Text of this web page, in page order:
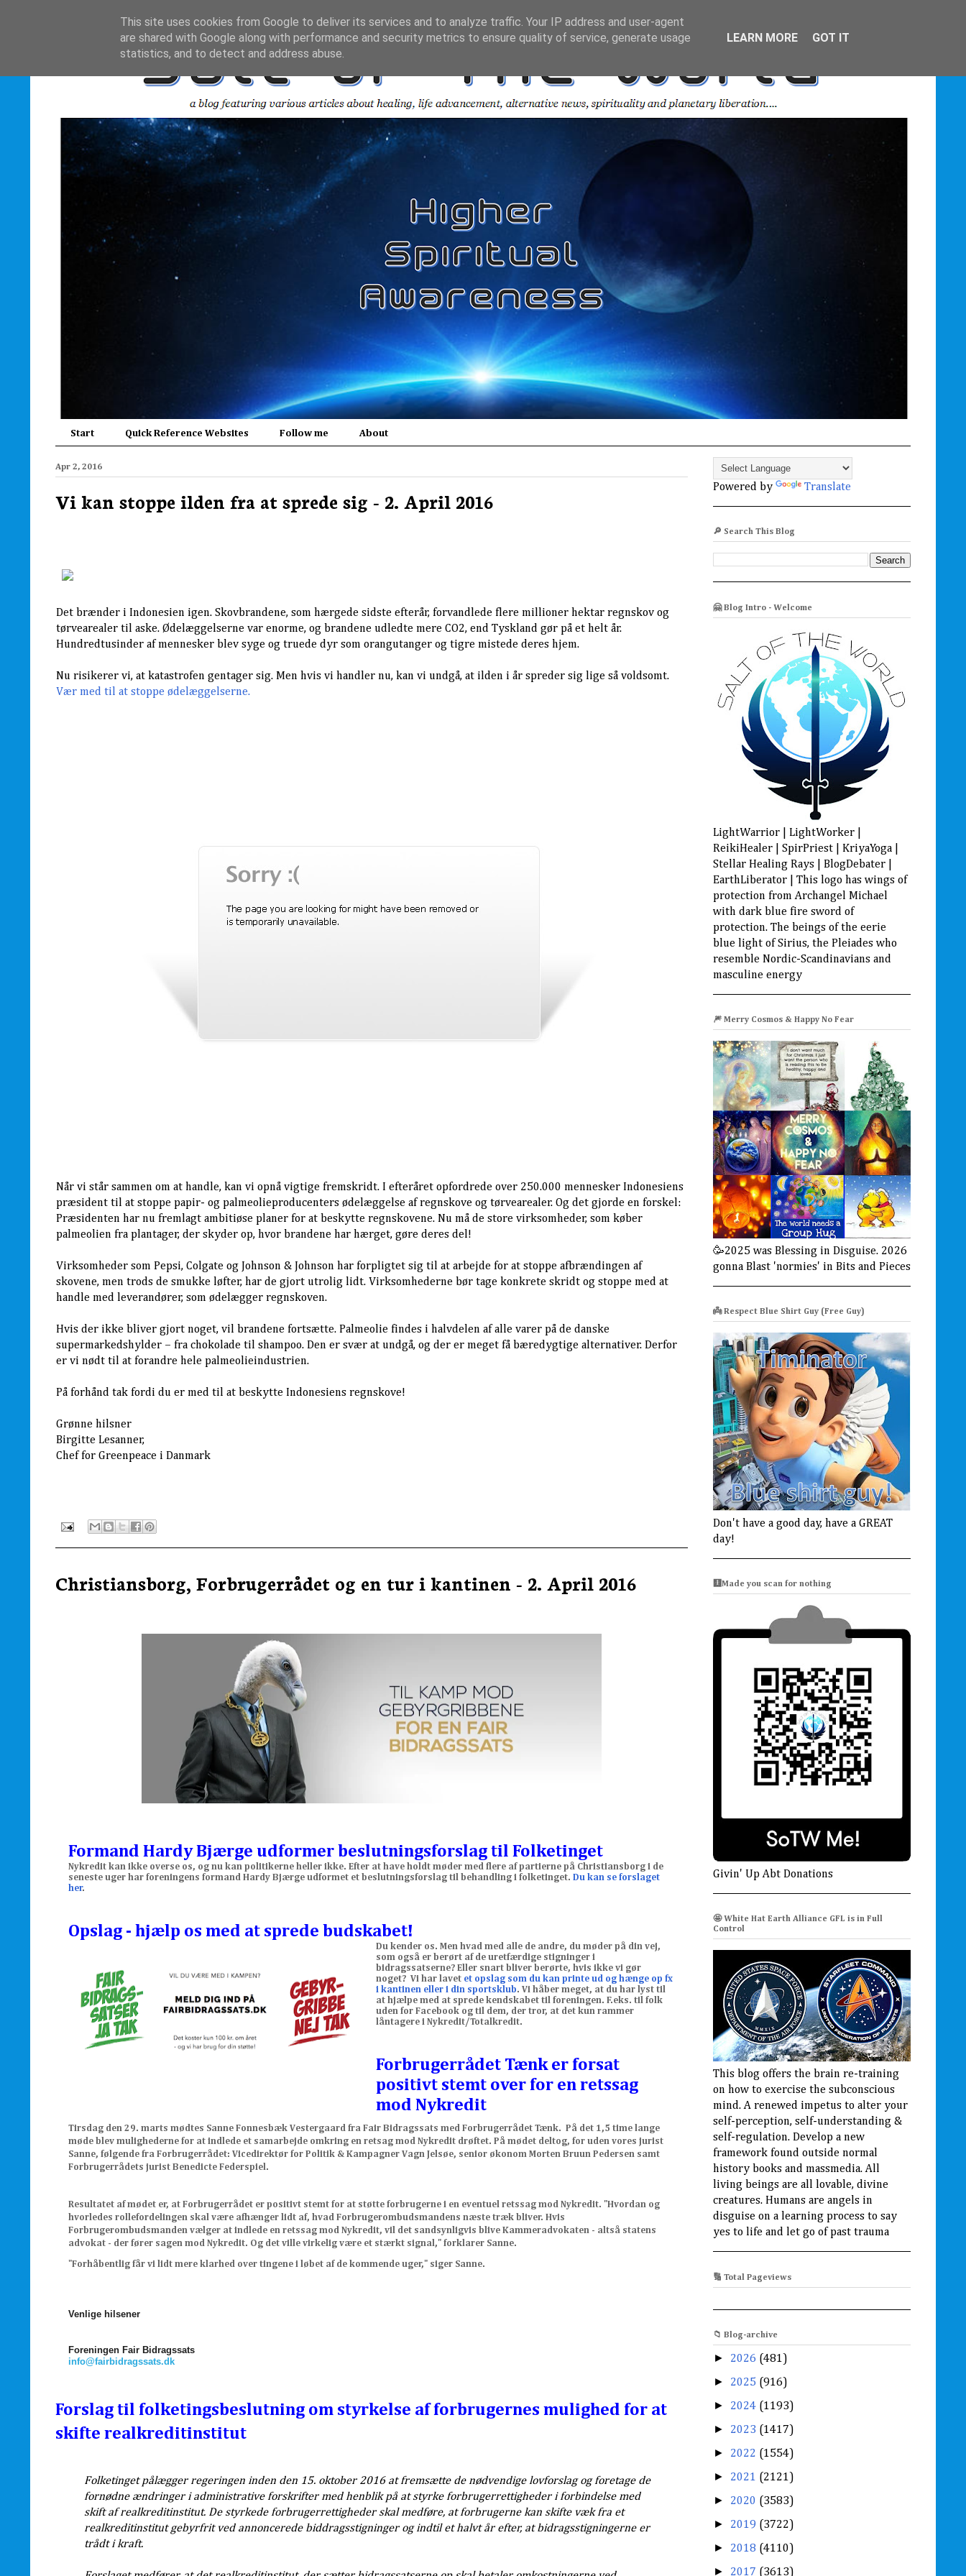
Start Quick Reference Websites Follow me About
Apr 2, 2016
Vi kan stoppe ilden fra at sprede sig - 2. April 2016
Det brænder i Indonesien igen. Skovbrandene, som hærgede sidste efterår, forvandlede flere millioner hektar regnskov og
tørvearealer til aske. Ødelæggelserne var enorme, og brandene udledte mere CO2, end Tyskland gør på et helt år.
Hundredtusinder af mennesker blev syge og truede dyr som orangutanger og tigre mistede deres hjem.
Nu risikerer vi, at katastrofen gentager sig. Men hvis vi handler nu, kan vi undgå, at ilden i år spreder sig lige så voldsomt.
Vær med til at stoppe ødelæggelserne.
Når vi står sammen om at handle, kan vi opnå vigtige fremskridt. I efteråret opfordrede over 250.000 mennesker Indonesiens
præsident til at stoppe papir- og palmeolieproducenters ødelæggelse af regnskove og tørvearealer. Og det gjorde en forskel:
Præsidenten har nu fremlagt ambitiøse planer for at beskytte regnskovene. Nu må de store virksomheder, som køber
palmeolien fra plantager, der skyder op, hvor brandene har hærget, gøre deres del!
Virksomheder som Pepsi, Colgate og Johnson & Johnson har forpligtet sig til at arbejde for at stoppe afbrændingen af
skovene, men trods de smukke løfter, har de gjort utrolig lidt. Virksomhederne bør tage konkrete skridt og stoppe med at
handle med leverandører, som ødelægger regnskoven.
Hvis der ikke bliver gjort noget, vil brandene fortsætte. Palmeolie findes i halvdelen af alle varer på de danske
supermarkedshylder – fra chokolade til shampoo. Den er svær at undgå, og der er meget få bæredygtige alternativer. Derfor
er vi nødt til at forandre hele palmeolieindustrien.
På forhånd tak fordi du er med til at beskytte Indonesiens regnskove!
Grønne hilsner
Birgitte Lesanner,
Chef for Greenpeace i Danmark
Christiansborg, Forbrugerrådet og en tur i kantinen - 2. April 2016
Formand Hardy Bjærge udformer beslutningsforslag til Folketinget
Nykredit kan ikke overse os, og nu kan politikerne heller ikke. Efter at have holdt møder med flere af partierne på Christiansborg i de
seneste uger har foreningens formand Hardy Bjærge udformet et beslutningsforslag til behandling i folketinget. Du kan se forslaget
her.
Opslag - hjælp os med at sprede budskabet!
Du kender os. Men hvad med alle de andre, du møder på din vej,
som også er berørt af de uretfærdige stigninger i
bidragssatserne? Eller snart bliver berørte, hvis ikke vi gør
noget? Vi har lavet et opslag som du kan printe ud og hænge op fx
i kantinen eller i din sportsklub. Vi håber meget, at du har lyst til
at hjælpe med at sprede kendskabet til foreningen. F.eks. til folk
uden for Facebook og til dem, der tror, at det kun rammer
låntagere i Nykredit/Totalkredit.
Forbrugerrådet Tænk er forsat
positivt stemt over for en retssag
mod Nykredit
Tirsdag den 29. marts mødtes Sanne Fonnesbæk Vestergaard fra Fair Bidragssats med Forbrugerrådet Tænk. På det 1,5 time lange
møde blev mulighederne for at indlede et samarbejde omkring en retsag mod Nykredit drøftet. På mødet deltog, for uden vores jurist
Sanne, følgende fra Forbrugerrådet: Vicedirektør for Politik & Kampagner Vagn Jelsøe, senior økonom Morten Bruun Pedersen samt
Forbrugerrådets jurist Benedicte Federspiel.
Resultatet af mødet er, at Forbrugerrådet er positivt stemt for at støtte forbrugerne i en eventuel retssag mod Nykredit. "Hvordan og
hvorledes rollefordelingen skal være afhænger lidt af, hvad Forbrugerombudsmandens næste træk bliver. Hvis
Forbrugerombudsmanden vælger at indlede en retssag mod Nykredit, vil det sandsynligvis blive Kammeradvokaten - altså statens
advokat - der fører sagen mod Nykredit. Og det ville virkelig være et stærkt signal," forklarer Sanne.
"Forhåbentlig får vi lidt mere klarhed over tingene i løbet af de kommende uger," siger Sanne.
Venlige hilsener
Foreningen Fair Bidragssats
info@fairbidragssats.dk
Forslag til folketingsbeslutning om styrkelse af forbrugernes mulighed for at
skifte realkreditinstitut
Folketinget pålægger regeringen inden den 15. oktober 2016 at fremsætte de nødvendige lovforslag og foretage de
fornødne ændringer i administrative forskrifter med henblik på at styrke forbrugerrettigheder i forbindelse med
skift af realkreditinstitut. De styrkede forbrugerrettigheder skal medføre, at forbrugerne kan skifte væk fra et
realkreditinstitut gebyrfrit ved annoncerede biddragsstigninger og indtil et halvt år efter, at bidragsstigningerne er
trådt i kraft.
Powered by Translate
🔎 Search This Blog
🤗 Blog Intro - Welcome
LightWarrior | LightWorker |
ReikiHealer | SpirPriest | KriyaYoga |
Stellar Healing Rays | BlogDebater |
EarthLiberator | This logo has wings of
protection from Archangel Michael
with dark blue fire sword of
protection. The beings of the eerie
blue light of Sirius, the Pleiades who
resemble Nordic-Scandinavians and
masculine energy
🎆 Merry Cosmos & Happy No Fear
🥳2025 was Blessing in Disguise. 2026
gonna Blast 'normies' in Bits and Pieces
👼 Respect Blue Shirt Guy (Free Guy)
Don't have a good day, have a GREAT
day!
🩻Made you scan for nothing
Givin' Up Abt Donations
🤩 White Hat Earth Alliance GFL is in Full
Control
This blog offers the brain re-training
on how to exercise the subconscious
mind. A renewed impetus to alter your
self-perception, self-understanding &
self-regulation. Develop a new
framework found outside normal
history books and massmedia. All
living beings are all lovable, divine
creatures. Humans are angels in
disguise on a learning process to say
yes to life and let go of past trauma
🔢 Total Pageviews
📁 Blog-archive
► 2026 (481)
► 2025 (916)
► 2024 (1193)
► 2023 (1417)
► 2022 (1554)
► 2021 (2121)
► 2020 (3583)
► 2019 (3722)
► 2018 (4110)
► 2017 (3613)
This site uses cookies from Google to deliver its services and to analyze traffic. Your IP address and user-agent
are shared with Google along with performance and security metrics to ensure quality of service, generate usage
statistics, and to detect and address abuse.
LEARN MORE GOT IT